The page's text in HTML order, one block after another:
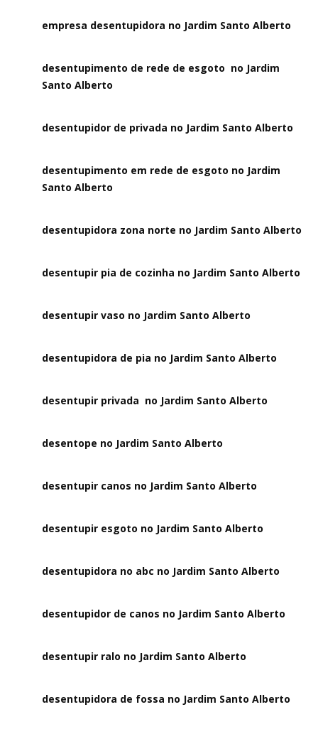
empresa desentupidora no Jardim Santo Alberto
desentupimento de rede de esgoto no Jardim
Santo Alberto
desentupidor de privada no Jardim Santo Alberto
desentupimento em rede de esgoto no Jardim
Santo Alberto
desentupidora zona norte no Jardim Santo Alberto
desentupir pia de cozinha no Jardim Santo Alberto
desentupir vaso no Jardim Santo Alberto
desentupidora de pia no Jardim Santo Alberto
desentupir privada no Jardim Santo Alberto
desentope no Jardim Santo Alberto
desentupir canos no Jardim Santo Alberto
desentupir esgoto no Jardim Santo Alberto
desentupidora no abc no Jardim Santo Alberto
desentupidor de canos no Jardim Santo Alberto
desentupir ralo no Jardim Santo Alberto
desentupidora de fossa no Jardim Santo Alberto